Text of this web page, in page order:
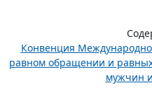
Конвенция
равном обращении и
мужчин